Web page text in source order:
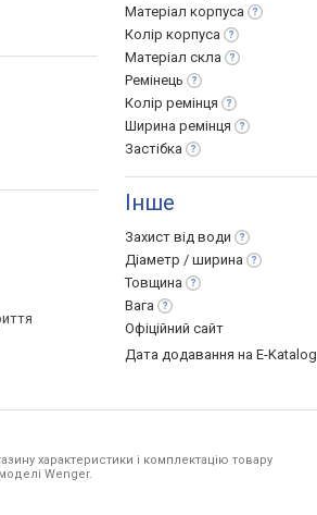
Матеріал корпуса
Колір корпуса
Матеріал скла
Ремінець
Колір ремінця
Ширина ремінця
Застібка
Інше
Захист від води
Діаметр / ширина
Товщина
Вага
Офіційний сайт
Дата додавання на E-Katalog
характеристики і комплектацію товару
Wenger.